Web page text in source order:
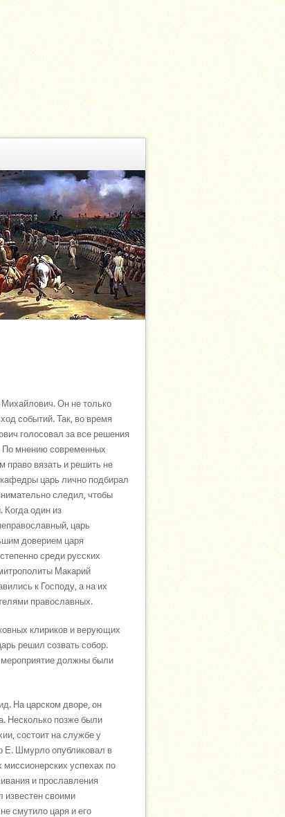
Он не только
событий. Так, во время
голосовал за все решения
По мнению современных
вязать и решить не
царь лично подбирал
следил, чтобы
Когда один из
царь
доверием царя
среди русских
Макарий
к Господу, а на их
православных.
клириков и верующих
решил созвать собор.
мероприятие должны были
На царском дворе, он
Несколько позже были
состоит на службе у
Е. Шмурло опубликовал в
миссионерских успехах по
и прославления
известен своими
смутило царя и его